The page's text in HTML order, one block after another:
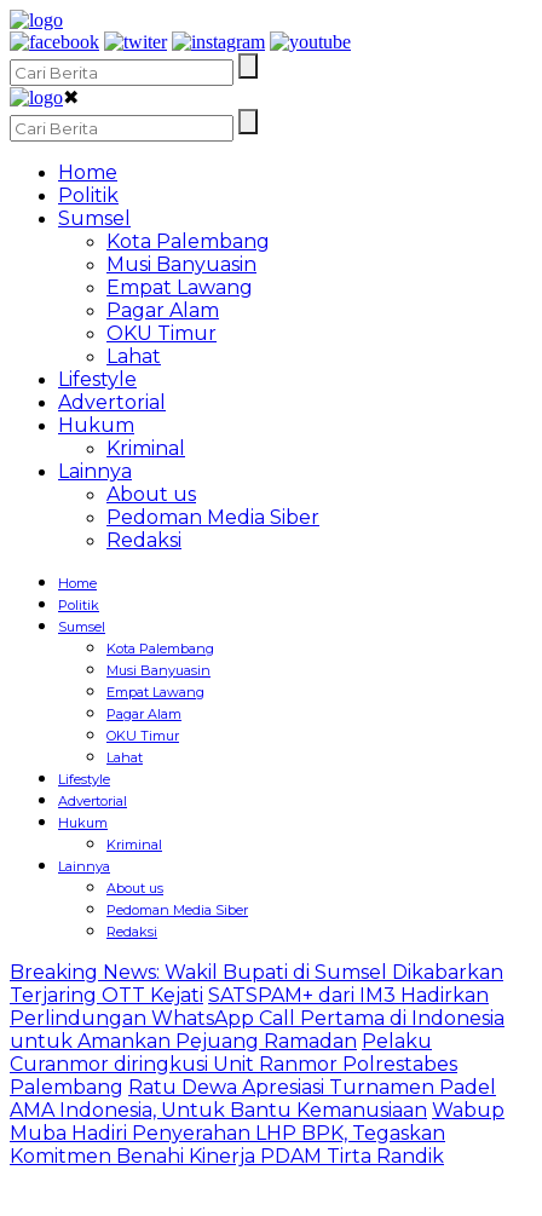
✖
Home
Politik
Sumsel
Kota Palembang
Musi Banyuasin
Empat Lawang
Pagar Alam
OKU Timur
Lahat
Lifestyle
Advertorial
Hukum
Kriminal
Lainnya
About us
Pedoman Media Siber
Redaksi
Home
Politik
Sumsel
Kota Palembang
Musi Banyuasin
Empat Lawang
Pagar Alam
OKU Timur
Lahat
Lifestyle
Advertorial
Hukum
Kriminal
Lainnya
About us
Pedoman Media Siber
Redaksi
Breaking News: Wakil Bupati di Sumsel Dikabarkan
Terjaring OTT Kejati SATSPAM+ dari IM3 Hadirkan
Perlindungan WhatsApp Call Pertama di Indonesia
untuk Amankan Pejuang Ramadan Pelaku
Curanmor diringkusi Unit Ranmor Polrestabes
Palembang Ratu Dewa Apresiasi Turnamen Padel
AMA Indonesia, Untuk Bantu Kemanusiaan Wabup
Muba Hadiri Penyerahan LHP BPK, Tegaskan
Komitmen Benahi Kinerja PDAM Tirta Randik